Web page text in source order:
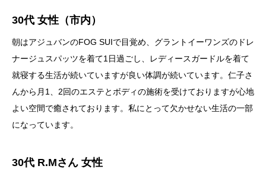
30代 女性（市内）
朝はアジュバンのFOG SUIで目覚め、グラントイーワンズのドレ
ナージュスパッツを着て1日過ごし、レディースガードルを着て
就寝する生活が続いていますが良い体調が続いています。仁子さ
んから月1、2回のエステとボディの施術を受けておりますが心地
よい空間で癒されております。私にとって欠かせない生活の一部
になっています。
30代 R.Mさん 女性